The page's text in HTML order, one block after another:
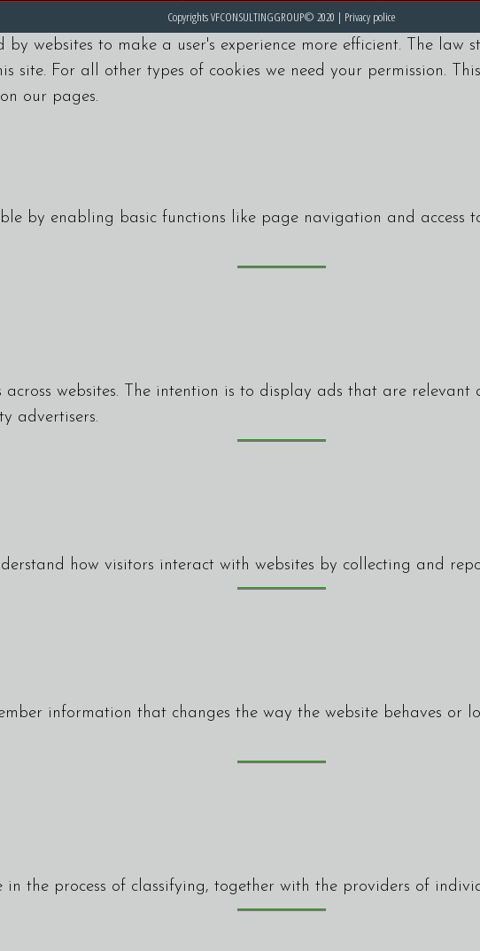
Copyrights VFCONSULTINGGROUP© 2020 | Privacy police
websites to make a user's experience more efficient. The law
site. For all other types of cookies we need your permission.
our pages.
by enabling basic functions like page navigation and access
websites. The intention is to display ads that are
advertisers.
how visitors interact with websites by collecting and
information that changes the way the website behaves
in the process of classifying, together with the providers of